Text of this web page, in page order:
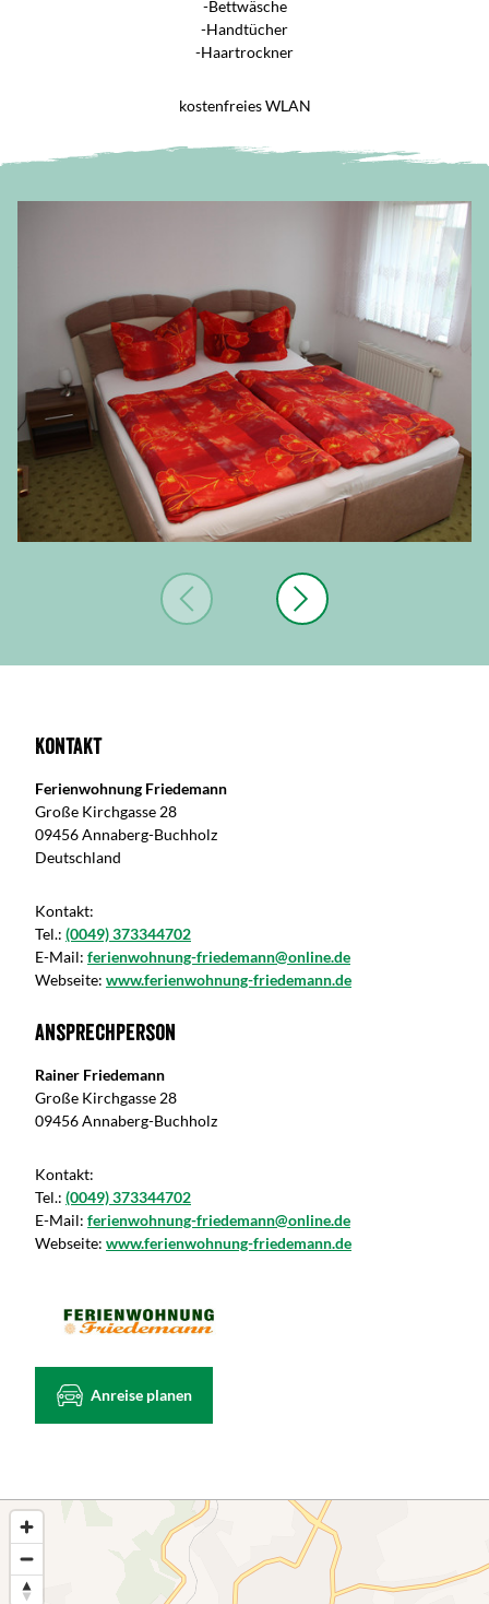
-Bettwäsche
-Handtücher
-Haartrockner
kostenfreies WLAN
Kontakt
Ferienwohnung Friedemann
Große Kirchgasse 28
09456 Annaberg-Buchholz
Deutschland
Kontakt:
Tel.: (0049) 373344702
E-Mail: ferienwohnung-friedemann@online.de
Webseite: www.ferienwohnung-friedemann.de
Ansprechperson
Rainer Friedemann
Große Kirchgasse 28
09456 Annaberg-Buchholz
Kontakt:
Tel.: (0049) 373344702
E-Mail: ferienwohnung-friedemann@online.de
Webseite: www.ferienwohnung-friedemann.de
Anreise planen